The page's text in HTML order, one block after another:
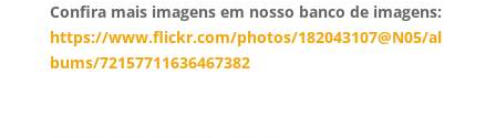
Confira mais imagens em nosso banco de imagens:
https://www.flickr.com/photos/182043107@N05/al
bums/72157711636467382